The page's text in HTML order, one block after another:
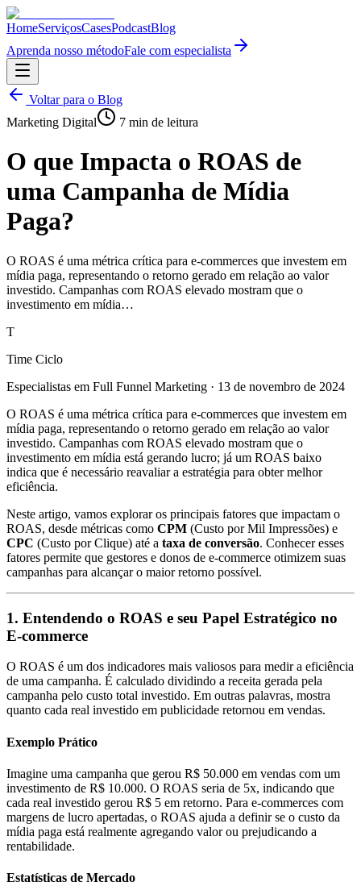
HomeServiçosCasesPodcastBlog
Aprenda nosso métodoFale com especialista
Voltar para o Blog
Marketing Digital
7 min de leitura
O que Impacta o ROAS de
uma Campanha de Mídia
Paga?
O ROAS é uma métrica crítica para e-commerces que investem em
mídia paga, representando o retorno gerado em relação ao valor
investido. Campanhas com ROAS elevado mostram que o
investimento em mídia…
T
Time Ciclo
Especialistas em Full Funnel Marketing · 13 de novembro de 2024
O ROAS é uma métrica crítica para e-commerces que investem em
mídia paga, representando o retorno gerado em relação ao valor
investido. Campanhas com ROAS elevado mostram que o
investimento em mídia está gerando lucro; já um ROAS baixo
indica que é necessário reavaliar a estratégia para obter melhor
eficiência.
Neste artigo, vamos explorar os principais fatores que impactam o
ROAS, desde métricas como CPM (Custo por Mil Impressões) e
CPC (Custo por Clique) até a taxa de conversão. Conhecer esses
fatores permite que gestores e donos de e-commerce otimizem suas
campanhas para alcançar o maior retorno possível.
1. Entendendo o ROAS e seu Papel Estratégico no
E-commerce
O ROAS é um dos indicadores mais valiosos para medir a eficiência
de uma campanha. É calculado dividindo a receita gerada pela
campanha pelo custo total investido. Em outras palavras, mostra
quanto cada real investido em publicidade retornou em vendas.
Exemplo Prático
Imagine uma campanha que gerou R$ 50.000 em vendas com um
investimento de R$ 10.000. O ROAS seria de 5x, indicando que
cada real investido gerou R$ 5 em retorno. Para e-commerces com
margens de lucro apertadas, o ROAS ajuda a definir se o custo da
mídia paga está realmente agregando valor ou prejudicando a
rentabilidade.
Estatísticas de Mercado